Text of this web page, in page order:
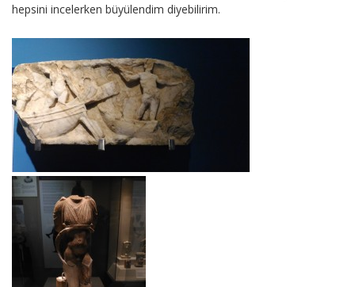
hepsini incelerken büyülendim diyebilirim.